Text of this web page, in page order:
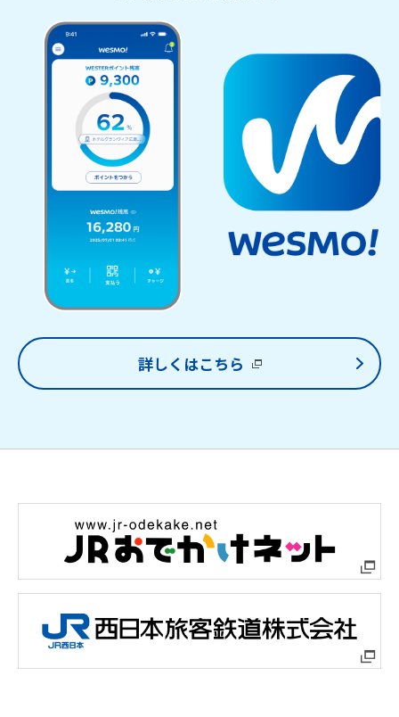
詳しくはこちら